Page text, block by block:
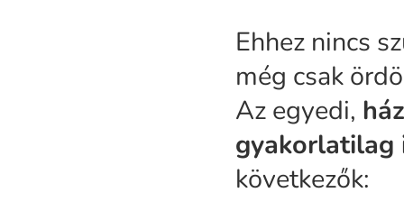
Ehhez nincs
még csak
Az egyedi,
gyakorlatilag
következők: